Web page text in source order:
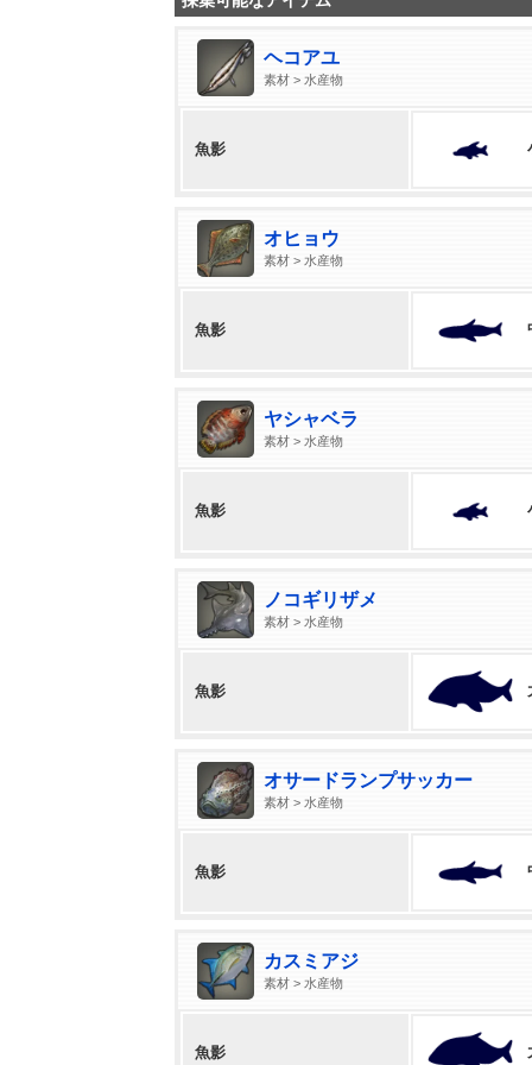
ヘコアユ
素材 > 水産物
魚影
オヒョウ
素材 > 水産物
魚影
ヤシャベラ
素材 > 水産物
魚影
ノコギリザメ
素材 > 水産物
魚影
オサードランプサッカー
素材 > 水産物
魚影
カスミアジ
素材 > 水産物
魚影